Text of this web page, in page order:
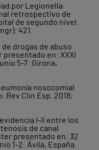
por Legionella
retrospectivo de
de segundo nivel.
421.
drogas de abuso
en: XXXI
5-7: Girona,
nosocomial
Rev Clin Esp. 2018;
I-II entre los
de canal
presentado en: 32
1-2: Ávila, España.